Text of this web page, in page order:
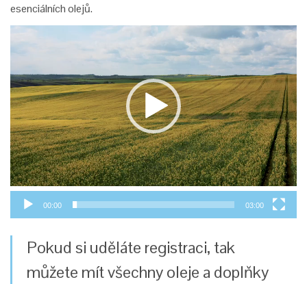
esenciálních olejů.
Video
přehrávač
00:00 03:00
Pokud si uděláte registraci, tak
můžete mít všechny oleje a doplňky